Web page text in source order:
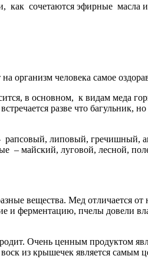
сочетаются эфирные
организм человека самое
в основном, к видам меда
разве что багульник,
липовый,
– майский, луговой, лесной,
вещества. Мед отличается
и ферментацию, пчелы довели
Очень ценным продуктом
из крышечек является самым